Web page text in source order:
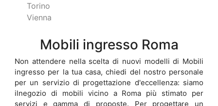
Torino
Vienna
Mobili ingresso Roma
Non attendere nella scelta di nuovi modelli di Mobili
ingresso per la tua casa, chiedi del nostro personale
per un servizio di progettazione d'eccellenza: siamo
ilnegozio di mobili vicino a Roma più stimato per
servizi e gamma di proposte. Per progettare un